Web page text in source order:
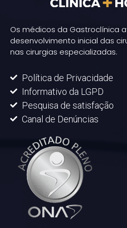
Os médicos da Gastroclínica
desenvolvimento inicial das
nas cirurgias especializadas.
Política de Privacidade
Informativo da LGPD
Pesquisa de satisfação
Canal de Denúncias